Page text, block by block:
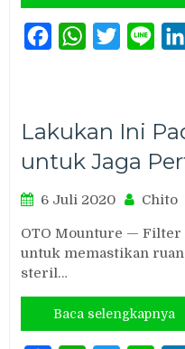
FacebookWhatsAppTwitterLine
Lakukan Ini
untuk Jaga
6 Juli 2020 Chito
OTO Mounture — Filter
untuk memastikan
steril…
Baca selengkapnya